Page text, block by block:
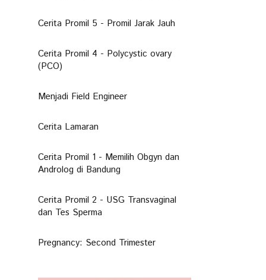
Cerita Promil 5 - Promil Jarak Jauh
Cerita Promil 4 - Polycystic ovary
(PCO)
Menjadi Field Engineer
Cerita Lamaran
Cerita Promil 1 - Memilih Obgyn dan
Androlog di Bandung
Cerita Promil 2 - USG Transvaginal
dan Tes Sperma
Pregnancy: Second Trimester